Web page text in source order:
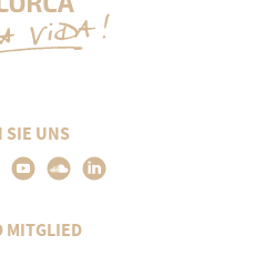
SIE UNS
MITGLIED